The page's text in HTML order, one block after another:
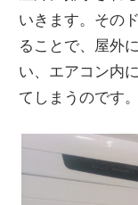
いきます。その
ることで、屋外
い、エアコン内
てしまうのです。